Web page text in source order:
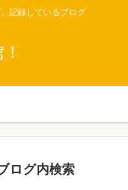
記録しているブログ
ログ内検索